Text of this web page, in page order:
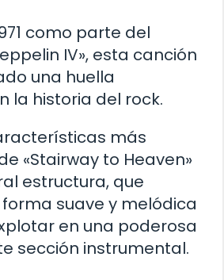
como parte del
IV», esta canción
una huella
la historia del rock.
más
«Stairway to Heaven»
estructura, que
suave y melódica
en una poderosa
sección instrumental.